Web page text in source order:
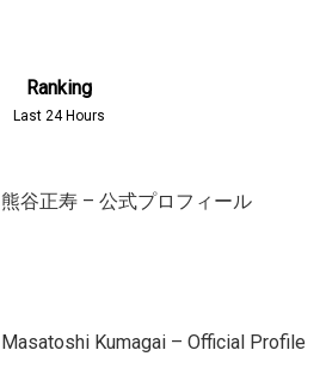
Ranking
Last 24 Hours
熊谷正寿 – 公式プロフィール
Masatoshi Kumagai – Official Profile